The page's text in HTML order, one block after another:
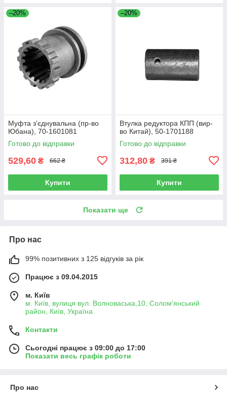
–20%
Муфта з'єднувальна (пр-во
Юбана), 70-1601081
Готово до відправки
529,60 ₴ 662 ₴
Купити
–20%
Втулка редуктора КПП (вир-
во Китай), 50-1701188
Готово до відправки
312,80 ₴ 391 ₴
Купити
Показати ще
Про нас
99% позитивних з 125 відгуків за рік
Працює з 09.04.2015
м. Київ
м. Київ, вулиця вул. Волноваська,10, Солом'янський
район, Київ, Україна
Контакти
Сьогодні працює з 09:00 до 17:00
Показати весь графік роботи
Про нас